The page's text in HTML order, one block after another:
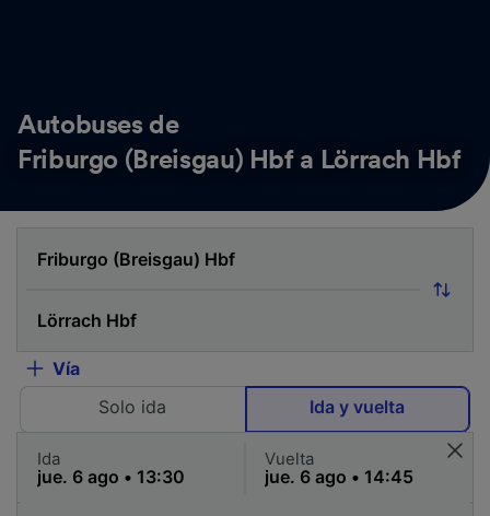
Autobuses de
Friburgo (Breisgau) Hbf a Lörrach Hbf
Vía
Solo ida
Ida y vuelta
Ida Vuelta